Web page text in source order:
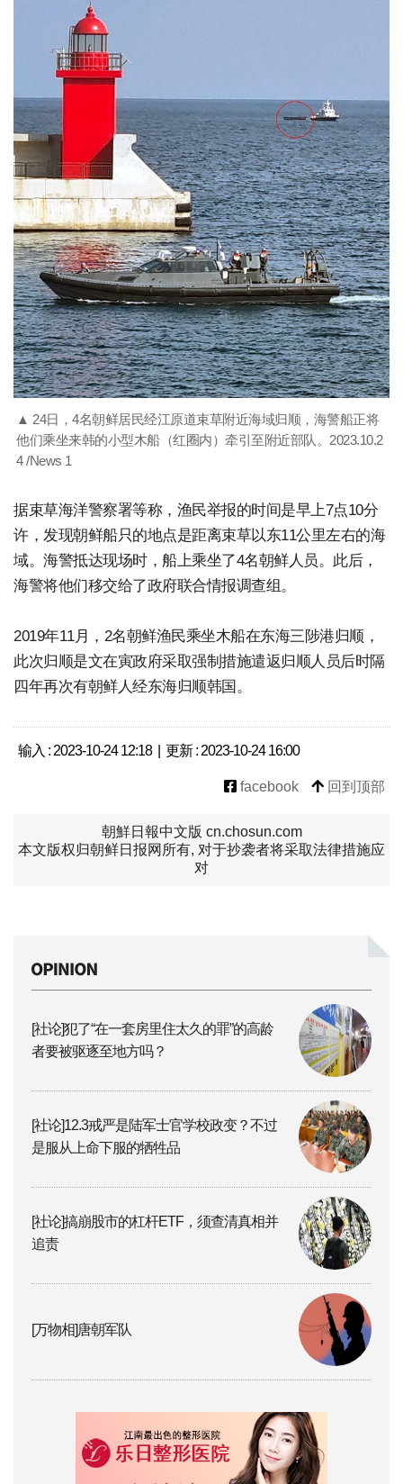
▲ 24日，4名朝鲜居民经江原道束草附近海域归顺，海警船正将
他们乘坐来韩的小型木船（红圈内）牵引至附近部队。2023.10.2
4 /News 1
据束草海洋警察署等称，渔民举报的时间是早上7点10分
许，发现朝鲜船只的地点是距离束草以东11公里左右的海
域。海警抵达现场时，船上乘坐了4名朝鲜人员。此后，
海警将他们移交给了政府联合情报调查组。
2019年11月，2名朝鲜渔民乘坐木船在东海三陟港归顺，
此次归顺是文在寅政府采取强制措施遣返归顺人员后时隔
四年再次有朝鲜人经东海归顺韩国。
输入 : 2023-10-24 12:18 | 更新 : 2023-10-24 16:00
facebook 回到顶部
朝鮮日報中文版 cn.chosun.com
本文版权归朝鲜日报网所有, 对于抄袭者将采取法律措施应
对
[社论]犯了“在一套房里住太久的罪”的高龄
者要被驱逐至地方吗？
[社论]12.3戒严是陆军士官学校政变？不过
是服从上命下服的牺牲品
[社论]搞崩股市的杠杆ETF，须查清真相并
追责
[万物相]唐朝军队